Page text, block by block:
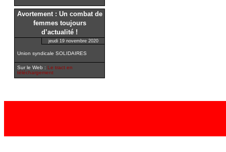
Avortement : Un combat de
femmes toujours
d’actualité !
jeudi 19 novembre 2020
Union syndicale SOLIDAIRES
Sur le Web : Le tract en
téléchargement